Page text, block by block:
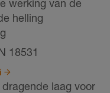
werking van de
helling
18531
laag voor